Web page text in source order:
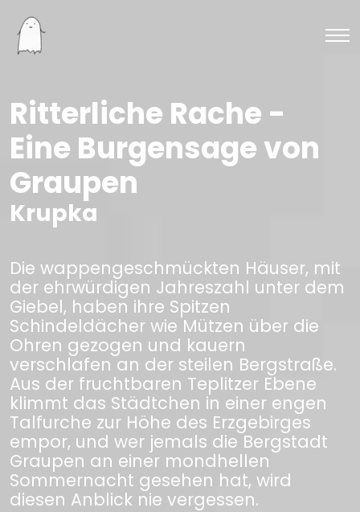
Ritterliche Rache -
Eine Burgensage von
Graupen
Krupka
Die wappengeschmückten Häuser, mit
der ehrwürdigen Jahreszahl unter dem
Giebel, haben ihre Spitzen
Schindeldächer wie Mützen über die
Ohren gezogen und kauern
verschlafen an der steilen Bergstraße.
Aus der fruchtbaren Teplitzer Ebene
klimmt das Städtchen in einer engen
Talfurche zur Höhe des Erzgebirges
empor, und wer jemals die Bergstadt
Graupen an einer mondhellen
Sommernacht gesehen hat, wird
diesen Anblick nie vergessen.